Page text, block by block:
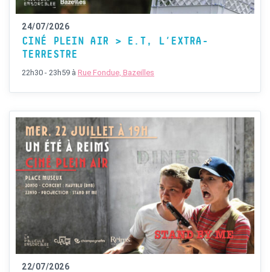
24/07/2026
CINÉ PLEIN AIR > E.T, L’EXTRA-
TERRESTRE
22h30 - 23h59 à Rue Fondue, Bazeilles
22/07/2026